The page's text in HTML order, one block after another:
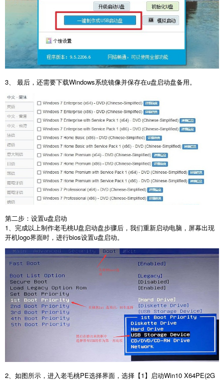
3、 最后，还需要下载Windows系统镜像并保存在u盘启动盘备用。
第二步：设置u盘启动
1、完成以上制作老毛桃U盘启动盘步骤后，我们重新启动电脑，屏幕出现
开机logo界面时，进行bios设置u盘启动。
2、如图所示，进入老毛桃PE选择界面，选择【1】启动Win10 X64PE(2G